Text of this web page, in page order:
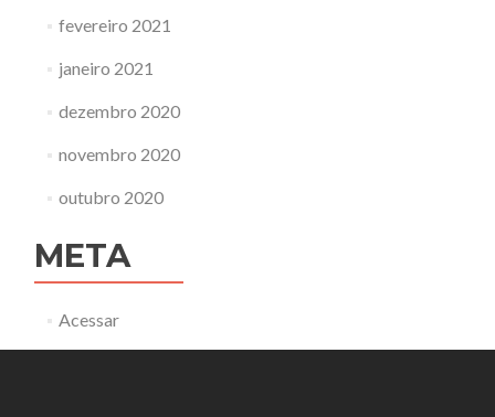
fevereiro 2021
janeiro 2021
dezembro 2020
novembro 2020
outubro 2020
META
Acessar